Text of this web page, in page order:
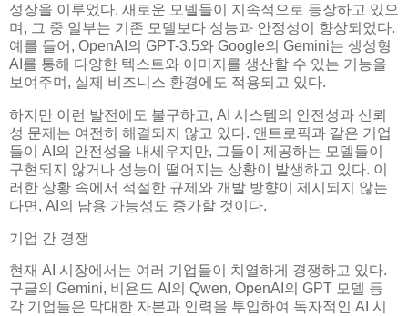
성장을 이루었다. 새로운 모델들이 지속적으로 등장하고 있으
며, 그 중 일부는 기존 모델보다 성능과 안정성이 향상되었다.
예를 들어, OpenAI의 GPT-3.5와 Google의 Gemini는 생성형
AI를 통해 다양한 텍스트와 이미지를 생산할 수 있는 기능을
보여주며, 실제 비즈니스 환경에도 적용되고 있다.
하지만 이런 발전에도 불구하고, AI 시스템의 안전성과 신뢰
성 문제는 여전히 해결되지 않고 있다. 앤트로픽과 같은 기업
들이 AI의 안전성을 내세우지만, 그들이 제공하는 모델들이
구현되지 않거나 성능이 떨어지는 상황이 발생하고 있다. 이
러한 상황 속에서 적절한 규제와 개발 방향이 제시되지 않는
다면, AI의 남용 가능성도 증가할 것이다.
기업 간 경쟁
현재 AI 시장에서는 여러 기업들이 치열하게 경쟁하고 있다.
구글의 Gemini, 비욘드 AI의 Qwen, OpenAI의 GPT 모델 등
각 기업들은 막대한 자본과 인력을 투입하여 독자적인 AI 시